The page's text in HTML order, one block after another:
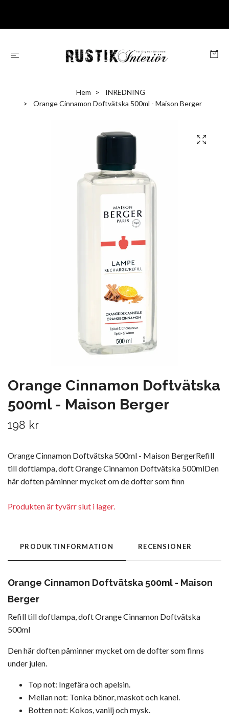
Hem
INREDNING
Orange Cinnamon Doftvätska 500ml - Maison Berger
Orange Cinnamon Doftvätska
500ml - Maison Berger
198 kr
Orange Cinnamon Doftvätska 500ml - Maison BergerRefill
till doftlampa, doft Orange Cinnamon Doftvätska 500mlDen
här doften påminner mycket om de dofter som finn
Produkten är tyvärr slut i lager.
PRODUKTINFORMATION RECENSIONER
Orange Cinnamon Doftvätska 500ml - Maison
Berger
Refill till doftlampa, doft Orange Cinnamon Doftvätska
500ml
Den här doften påminner mycket om de dofter som finns
under julen.
Top not: Ingefära och apelsin.
Mellan not: Tonka bönor, maskot och kanel.
Botten not: Kokos, vanilj och mysk.